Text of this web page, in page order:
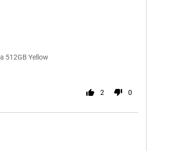
512GB Yellow
2 0